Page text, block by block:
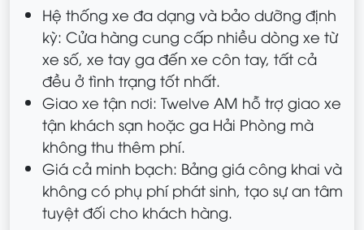
Hệ thống xe đa dạng và bảo dưỡng định
kỳ: Cửa hàng cung cấp nhiều dòng xe từ
xe số, xe tay ga đến xe côn tay, tất cả
đều ở tình trạng tốt nhất.
Giao xe tận nơi: Twelve AM hỗ trợ giao xe
tận khách sạn hoặc ga Hải Phòng mà
không thu thêm phí.
Giá cả minh bạch: Bảng giá công khai và
không có phụ phí phát sinh, tạo sự an tâm
tuyệt đối cho khách hàng.